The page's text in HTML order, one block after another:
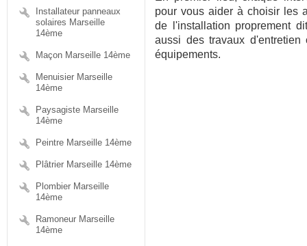
Installateur panneaux
solaires Marseille
14ème
Maçon Marseille 14ème
Menuisier Marseille
14ème
Paysagiste Marseille
14ème
Peintre Marseille 14ème
Plâtrier Marseille 14ème
Plombier Marseille
14ème
Ramoneur Marseille
14ème
pour vous aider à choisir les
de l'installation proprement
aussi des travaux
équipements.